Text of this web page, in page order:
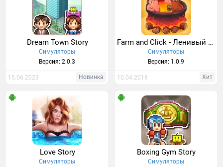
Dream Town Story
Симуляторы
Версия: 2.0.3
15.06.2023 Новинка
Farm and Click - Ленивый Демон
Симуляторы
Версия: 1.0.9
10.04.2018 Хит
Love Story
Симуляторы
Boxing Gym Story
Симуляторы